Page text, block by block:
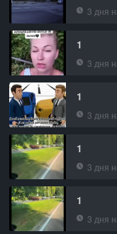
3 дня
1
3 дня
1
3 дня
1
3 дня
1
3 дня